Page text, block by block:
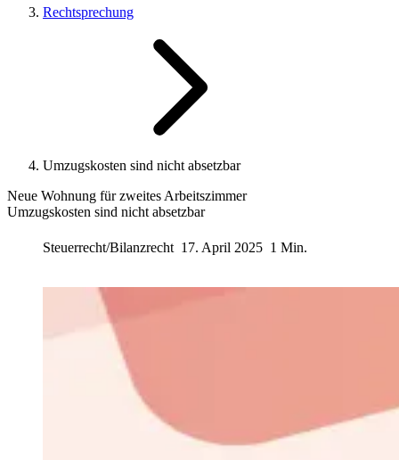
Rechtsprechung
Umzugskosten sind nicht absetzbar
Neue Wohnung für zweites Arbeitszimmer
Umzugskosten sind nicht absetzbar
Steuerrecht/Bilanzrecht 17. April 2025 1 Min.